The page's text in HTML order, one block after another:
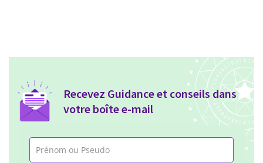
Recevez Guidance et conseils dans
votre boîte e-mail